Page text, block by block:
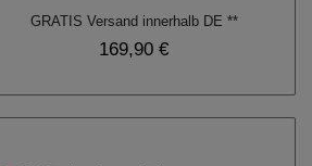
GRATIS Versand innerhalb DE **
169,90 €